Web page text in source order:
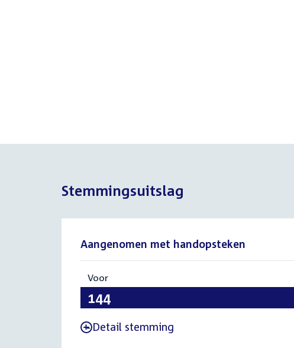
Stemmingsuitslag
Aangenomen met handopsteken
Voor
144
- Detail stemming